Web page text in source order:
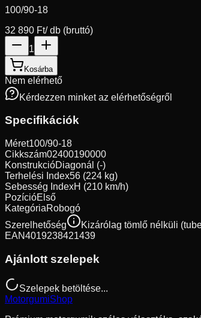
100/90-18
32 890 Ft/ db (bruttó)
1
Kosárba
Nem elérhető
Kérdezzen minket az elérhetőségről
Specifikációk
Méret100/90-18
Cikkszám02400190000
KonstrukcióDiagonál (-)
Terhelési Index56 (224 kg)
Sebesség IndexH (210 km/h)
PozícióElső
KategóriaRobogó
Szerelhetőség
Kizárólag tömlő nélküli
EAN4019238421439
Ajánlott szelepek
Szelepek betöltése...
MotorgumiShop